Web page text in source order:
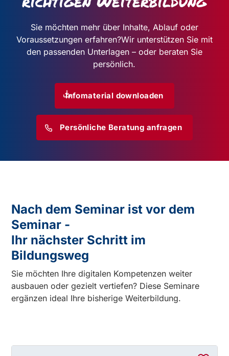
Sie möchten mehr über Inhalte, Ablauf oder
Voraussetzungen erfahren?Wir unterstützen Sie mit
den passenden Unterlagen – oder beraten Sie
persönlich.
Infomaterial downloaden
Persönliche Beratung anfragen
Nach dem Seminar ist vor dem
Seminar -
Ihr nächster Schritt im
Bildungsweg
Sie möchten Ihre digitalen Kompetenzen weiter
ausbauen oder gezielt vertiefen? Diese Seminare
ergänzen ideal Ihre bisherige Weiterbildung.